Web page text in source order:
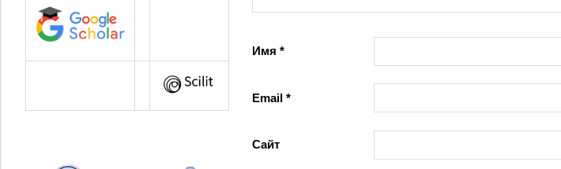
Имя*
Email*
Сайт